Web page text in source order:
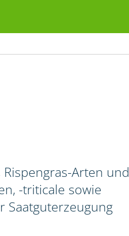
Arten und
-triticale sowie
Saatguterzeugung